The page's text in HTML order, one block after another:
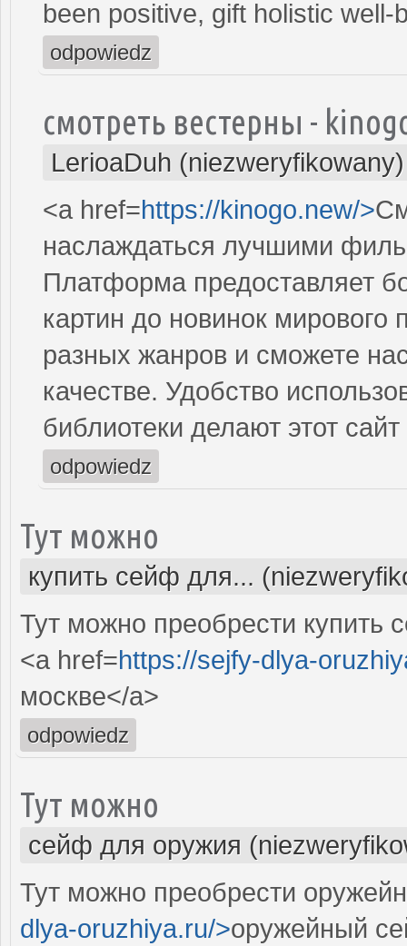
been positive, gift holistic
odpowiedz
смотреть вестерны -
LerioaDuh (niezweryfikowany)
<a href=https://kinogo.new/>
наслаждаться лучшими
Платформа предоставляет
картин до новинок
разных жанров и сможете
качестве. Удобство
библиотеки делают этот
odpowiedz
Тут можно
купить сейф для...
Тут можно преобрести купить
<a href=https://sejfy-dlya-
москве</a>
odpowiedz
Тут можно
сейф для оружия
Тут можно преобрести
dlya-oruzhiya.ru/>оружейный